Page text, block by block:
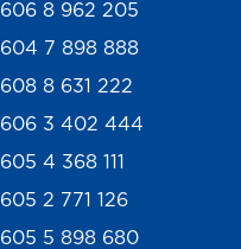
606 8 962 205
604 7 898 888
608 8 631 222
606 3 402 444
605 4 368 111
605 2 771 126
605 5 898 680